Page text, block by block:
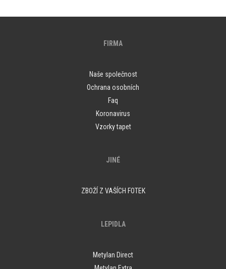
FIRMA
Naše společnost
Ochrana osobních
Faq
Koronavirus
Vzorky tapet
JINÉ
ZBOŽÍ Z VAŠÍCH FOTEK
LEPIDLA
Metylan Direct